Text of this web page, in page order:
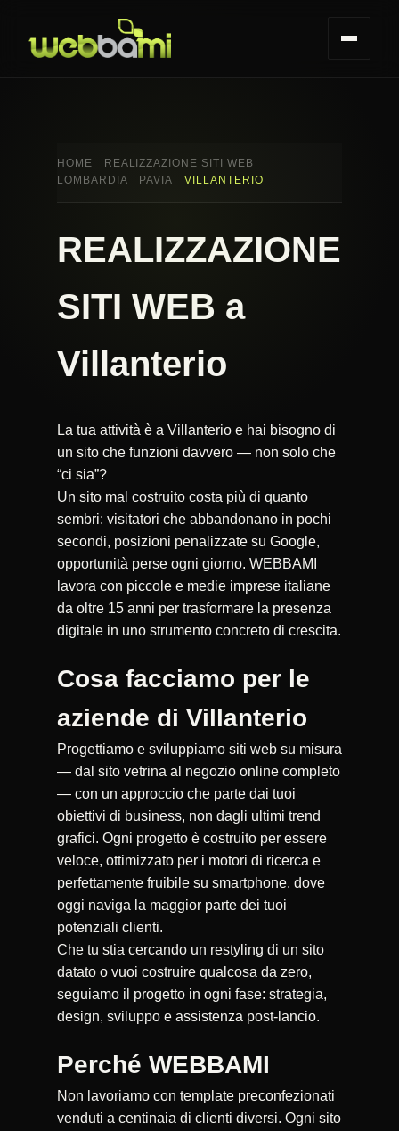
HOME
REALIZZAZIONE SITI WEB
LOMBARDIA
PAVIA VILLANTERIO
REALIZZAZIONE
SITI WEB a
Villanterio
La tua attività è a Villanterio e hai bisogno di
un sito che funzioni davvero — non solo che
“ci sia”?
Un sito mal costruito costa più di quanto
sembri: visitatori che abbandonano in pochi
secondi, posizioni penalizzate su Google,
opportunità perse ogni giorno. WEBBAMI
lavora con piccole e medie imprese italiane
da oltre 15 anni per trasformare la presenza
digitale in uno strumento concreto di crescita.
Cosa facciamo per le
aziende di Villanterio
Progettiamo e sviluppiamo siti web su misura
— dal sito vetrina al negozio online completo
— con un approccio che parte dai tuoi
obiettivi di business, non dagli ultimi trend
grafici. Ogni progetto è costruito per essere
veloce, ottimizzato per i motori di ricerca e
perfettamente fruibile su smartphone, dove
oggi naviga la maggior parte dei tuoi
potenziali clienti.
Che tu stia cercando un restyling di un sito
datato o vuoi costruire qualcosa da zero,
seguiamo il progetto in ogni fase: strategia,
design, sviluppo e assistenza post-lancio.
Perché WEBBAMI
Non lavoriamo con template preconfezionati
venduti a centinaia di clienti diversi. Ogni sito